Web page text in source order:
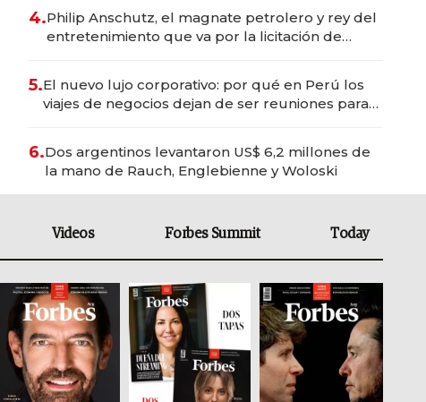
4.Philip Anschutz, el magnate petrolero y rey del
entretenimiento que va por la licitación de
5.El nuevo lujo corporativo: por qué en Perú los
viajes de negocios dejan de ser reuniones para
6.Dos argentinos levantaron US$ 6,2 millones de
la mano de Rauch, Englebienne y Woloski
Videos Forbes Summit Today